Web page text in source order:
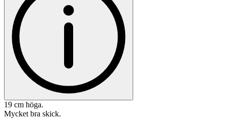
19 cm höga.
Mycket bra skick.